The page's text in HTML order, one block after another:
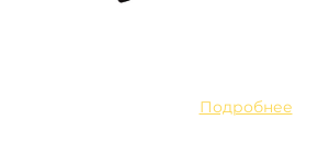
Подробнее